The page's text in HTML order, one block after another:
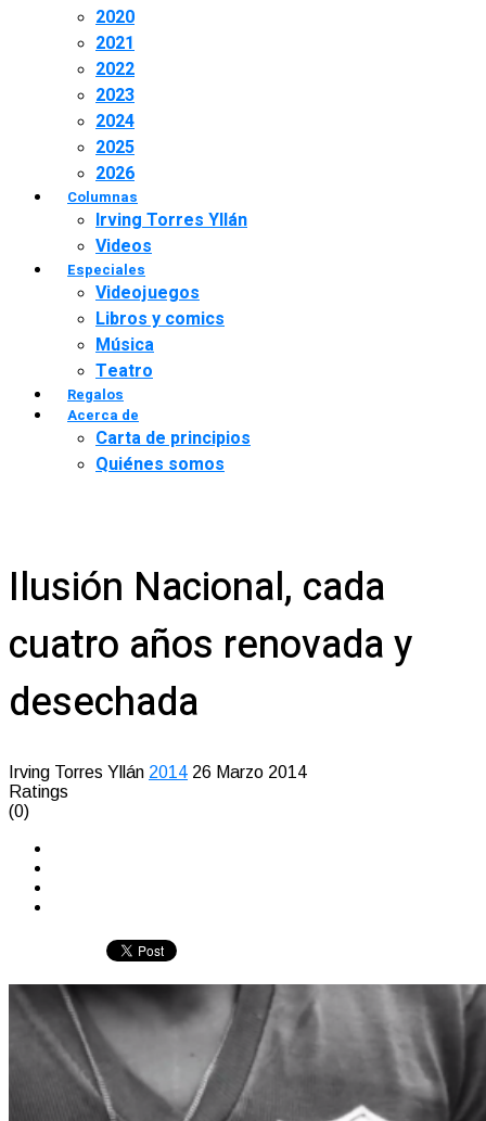
2020
2021
2022
2023
2024
2025
2026
Columnas
Irving Torres Yllán
Videos
Especiales
Videojuegos
Libros y comics
Música
Teatro
Regalos
Acerca de
Carta de principios
Quiénes somos
Ilusión Nacional, cada
cuatro años renovada y
desechada
Irving Torres Yllán 2014 26 Marzo 2014
Ratings
(0)